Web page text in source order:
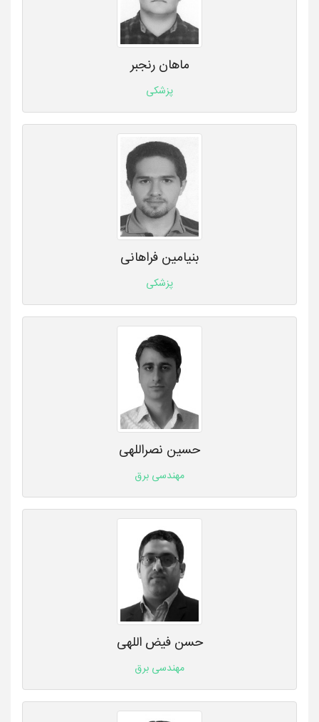
ماهان رنجبر
پزشکی
بنیامین فراهانی
پزشکی
حسین نصراللهی
مهندسی برق
حسن فیض اللهی
مهندسی برق